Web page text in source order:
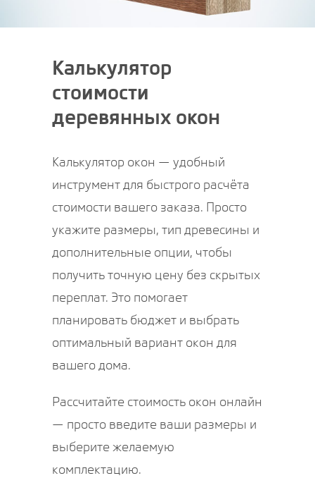
Калькулятор
стоимости
деревянных окон
Калькулятор окон — удобный
инструмент для быстрого расчёта
стоимости вашего заказа. Просто
укажите размеры, тип древесины и
дополнительные опции, чтобы
получить точную цену без скрытых
переплат. Это помогает
планировать бюджет и выбрать
оптимальный вариант окон для
вашего дома.
Рассчитайте стоимость окон онлайн
— просто введите ваши размеры и
выберите желаемую
комплектацию.